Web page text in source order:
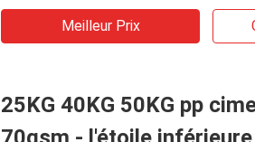
Meilleur Prix
25KG 40KG 50KG pp